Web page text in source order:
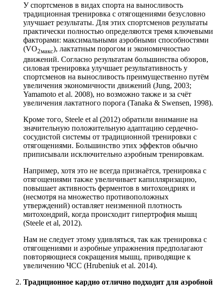
У спортсменов в видах спорта на выносливость
традиционная тренировка с отягощениями безусловно
улучшает результаты. Для этих спортсменов результаты
практически полностью определяются тремя ключевыми
факторами: максимальными аэробными способностями
(VO2макс), лактатным порогом и экономичностью
движений. Согласно результатам большинства обзоров,
силовая тренировка улучшает результативность у
спортсменов на выносливость преимущественно путём
увеличения экономичности движений (Jung, 2003;
Yamamoto et al. 2008), но возможно также и за счёт
увеличения лактатного порога (Tanaka & Swensen, 1998).
Кроме того, Steele et al (2012) обратили внимание на
значительную положительную адаптацию сердечно-
сосудистой системы от традиционной тренировки с
отягощениями. Большинство этих эффектов обычно
приписывали исключительно аэробным тренировкам.
Например, хотя это не всегда признаётся, тренировка с
отягощениями также увеличивает капилляризацию,
повышает активность ферментов в митохондриях и
(несмотря на множество противоположных
утверждений) оставляет неизменной плотность
митохондрий, когда происходит гипертрофия мышц
(Steele et al, 2012).
Нам не следует этому удивляться, так как тренировка с
отягощениями и аэробные упражнения предполагают
повторяющиеся сокращения мышц, приводящие к
увеличению ЧСС (Hrubeniuk et al. 2014).
Традиционное кардио отлично подходит для аэробной